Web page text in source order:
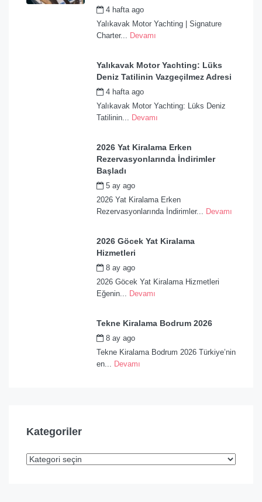
4 hafta ago
Yalıkavak Motor Yachting | Signature
Charter... Devamı
Yalıkavak Motor Yachting: Lüks
Deniz Tatilinin Vazgeçilmez Adresi
4 hafta ago
Yalıkavak Motor Yachting: Lüks Deniz
Tatilinin... Devamı
2026 Yat Kiralama Erken
Rezervasyonlarında İndirimler
Başladı
5 ay ago
2026 Yat Kiralama Erken
Rezervasyonlarında İndirimler... Devamı
2026 Göcek Yat Kiralama
Hizmetleri
8 ay ago
2026 Göcek Yat Kiralama Hizmetleri
Eğenin... Devamı
Tekne Kiralama Bodrum 2026
8 ay ago
Tekne Kiralama Bodrum 2026 Türkiye’nin
en... Devamı
Kategoriler